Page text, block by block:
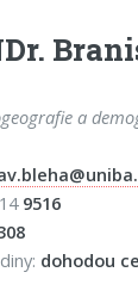
a
9516
dohodou